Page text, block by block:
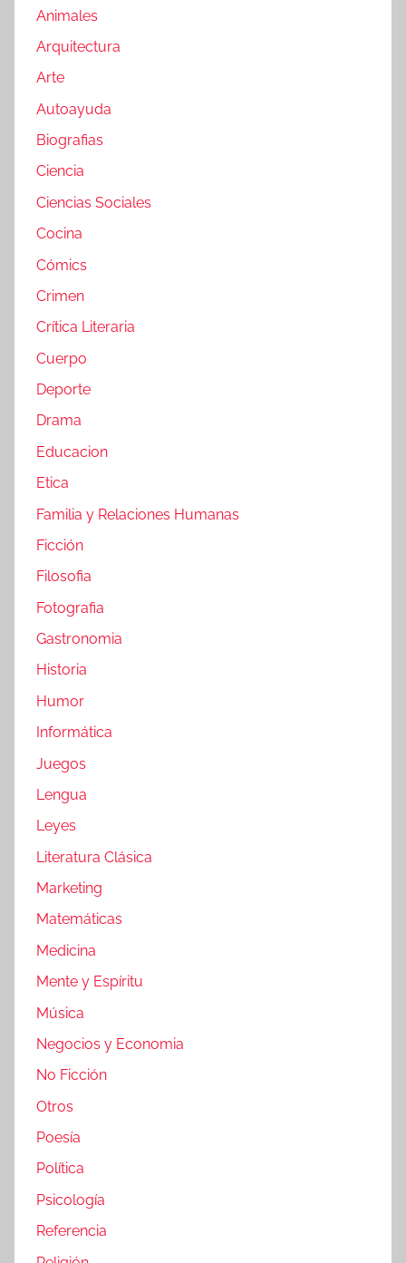
Animales
Arquitectura
Arte
Autoayuda
Biografias
Ciencia
Ciencias Sociales
Cocina
Cómics
Crimen
Crítica Literaria
Cuerpo
Deporte
Drama
Educacion
Etica
Familia y Relaciones Humanas
Ficción
Filosofia
Fotografia
Gastronomia
Historia
Humor
Informática
Juegos
Lengua
Leyes
Literatura Clásica
Marketing
Matemáticas
Medicina
Mente y Espíritu
Música
Negocios y Economia
No Ficción
Otros
Poesía
Política
Psicología
Referencia